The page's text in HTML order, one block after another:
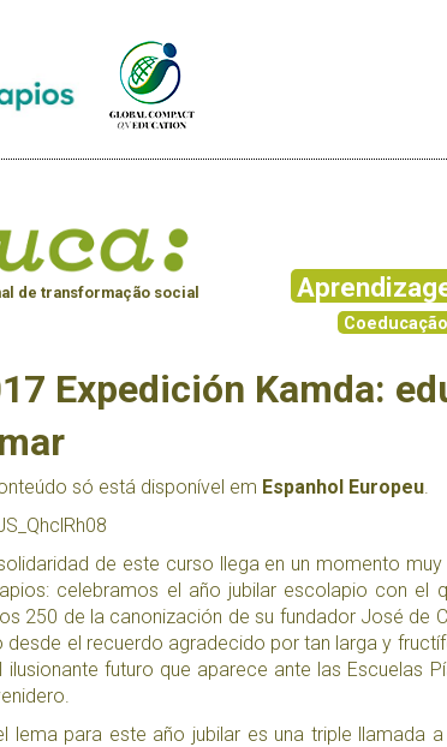
de transformação social
Coeducação
Expedición Kamda:
só está disponível em Espanhol Europeu
de este curso llega en un momento
celebramos el año jubilar escolapio con
250 de la canonización de su fundador José de
el recuerdo agradecido por tan larga y
ilusionante futuro que aparece ante las Escuelas
lema para este año jubilar es una triple llamada a